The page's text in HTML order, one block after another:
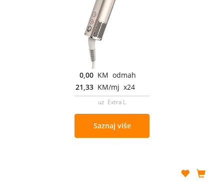
0,00 KM odmah
21,33 KM/mj x24
uz Extra L
Saznaj više